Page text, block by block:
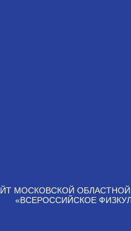
МОСКОВСКОЙ
«ВСЕРОССИЙСКОЕ